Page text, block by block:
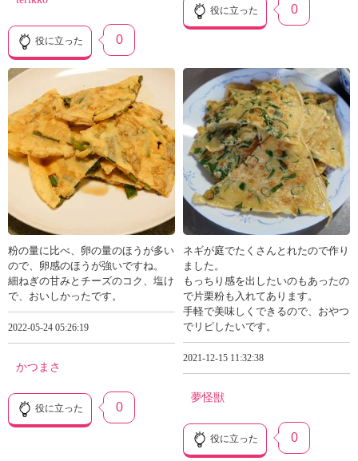
役に立った 0
役に立った 0
粉の量に比べ、卵の量のほうが多い
ので、卵感のほうが強いですね。
細ねぎの甘みとチーズのコク、塩け
で、おいしかったです。
2022-05-24 05:26:19
かつまさ
役に立った 0
ネギが庭でたくさんとれたので作り
ました。
もっちり感を出したいのもあったの
で片栗粉も入れてあります。
手軽で美味しくできるので、おやつ
でリピしたいです。
2021-12-15 11:32:38
夢怪獣
役に立った 0